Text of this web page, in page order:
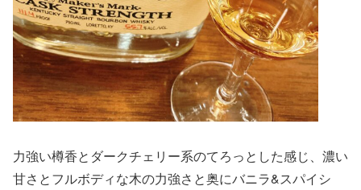
力強い樽香とダークチェリー系のてろっとした感じ、濃い
甘さとフルボディな木の力強さと奥にバニラ&スパイシ